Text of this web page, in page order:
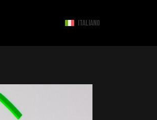
ITALIANO